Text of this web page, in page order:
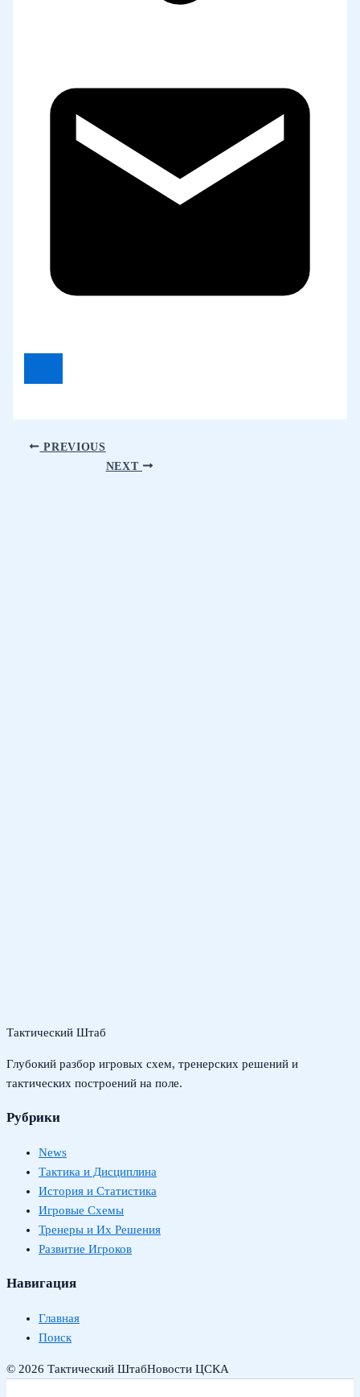
PREVIOUS
NEXT
Тактический Штаб
Глубокий разбор игровых схем, тренерских решений и
тактических построений на поле.
Рубрики
News
Тактика и Дисциплина
История и Статистика
Игровые Схемы
Тренеры и Их Решения
Развитие Игроков
Навигация
Главная
Поиск
© 2026 Тактический ШтабНовости ЦСКА